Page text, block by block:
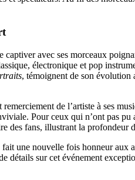
avec ses morceaux
électronique et pop
, témoignent de son évolution
remerciement de l’artiste à ses
Pour ceux qui n’ont pas
des fans, illustrant la profondeur
une nouvelle fois honneur aux
détails sur cet événement